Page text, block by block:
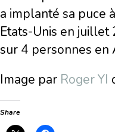
a implanté sa puce
Etats-Unis en
sur 4 personnes en
Image par Roger YI
Share